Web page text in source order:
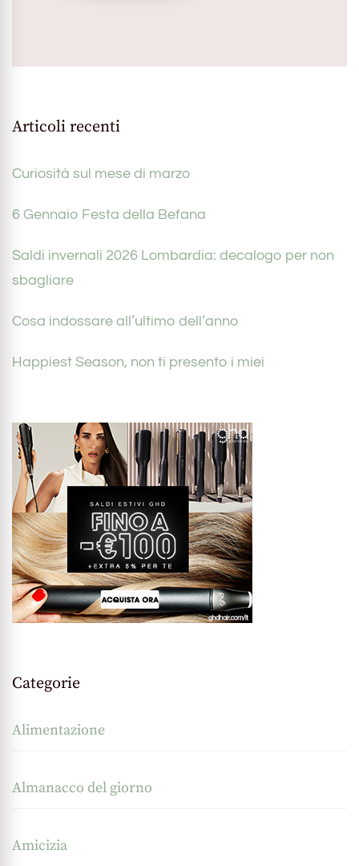
Articoli recenti
Curiosità sul mese di marzo
6 Gennaio Festa della Befana
Saldi invernali 2026 Lombardia: decalogo per non
sbagliare
Cosa indossare all’ultimo dell’anno
Happiest Season, non ti presento i miei
Categorie
Alimentazione
Almanacco del giorno
Amicizia